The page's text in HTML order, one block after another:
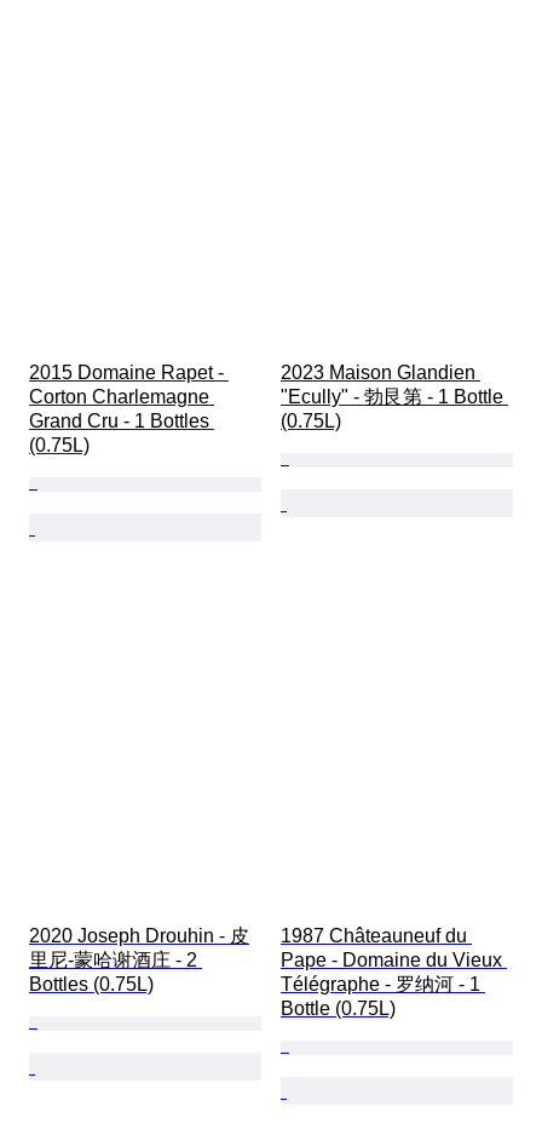
2015 Domaine Rapet -
Corton Charlemagne
Grand Cru - 1 Bottles
(0.75L)
2023 Maison Glandien
"Ecully" - 勃艮第 - 1 Bottle
(0.75L)
2020 Joseph Drouhin - 皮
里尼-蒙哈谢酒庄 - 2
Bottles (0.75L)
1987 Châteauneuf du
Pape - Domaine du Vieux
Télégraphe - 罗纳河 - 1
Bottle (0.75L)